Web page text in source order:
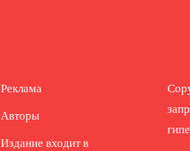
Реклама
Авторы
Издание входит в